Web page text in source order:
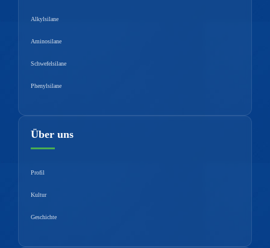
Alkylsilane
Aminosilane
Schwefelsilane
Phenylsilane
Über uns
Profil
Kultur
Geschichte